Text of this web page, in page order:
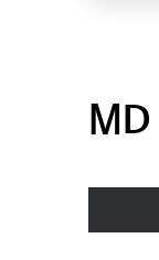
MD